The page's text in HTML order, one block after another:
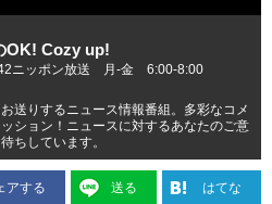
OK! Cozy up!
ニッポン放送 月-金 6:00-8:00
送りするニュース情報番組。多彩なコメ
ション！ニュースに対するあなたのご意
ちしています。
アする 送る はてな